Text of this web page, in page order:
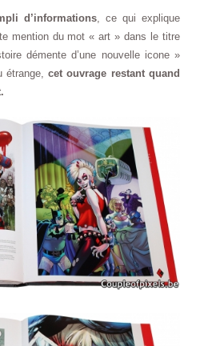
d’informations, ce qui explique
mention du mot « art » dans le titre
démente d’une nouvelle icone »
étrange,cet ouvrage restant quand